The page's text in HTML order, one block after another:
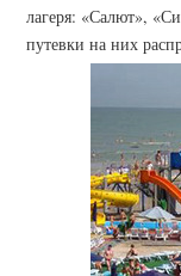
лагеря: «Салют»,
путевки на них